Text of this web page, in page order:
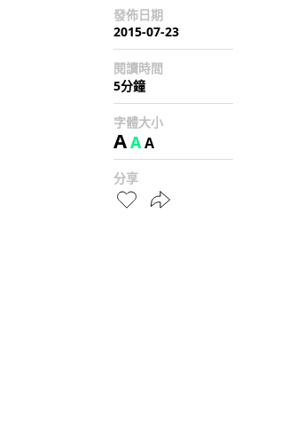
發佈日期
2015-07-23
閱讀時間
5分鐘
字體大小
AAA
分享